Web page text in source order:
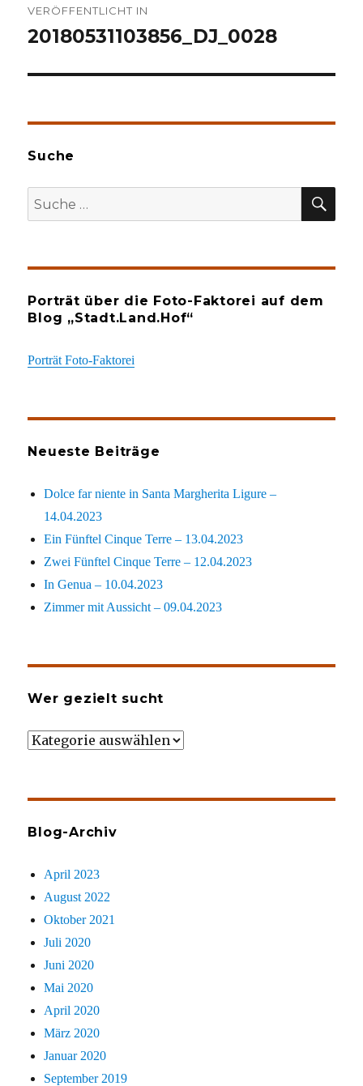
VERÖFFENTLICHT IN
20180531103856_DJ_0028
Suche
Suche
nach:
Porträt über die Foto-Faktorei auf dem
Blog „Stadt.Land.Hof“
Porträt Foto-Faktorei
Neueste Beiträge
Dolce far niente in Santa Margherita Ligure –
14.04.2023
Ein Fünftel Cinque Terre – 13.04.2023
Zwei Fünftel Cinque Terre – 12.04.2023
In Genua – 10.04.2023
Zimmer mit Aussicht – 09.04.2023
Wer gezielt sucht
Wer
Blog-Archiv
April 2023
August 2022
Oktober 2021
Juli 2020
Juni 2020
Mai 2020
April 2020
März 2020
Januar 2020
September 2019